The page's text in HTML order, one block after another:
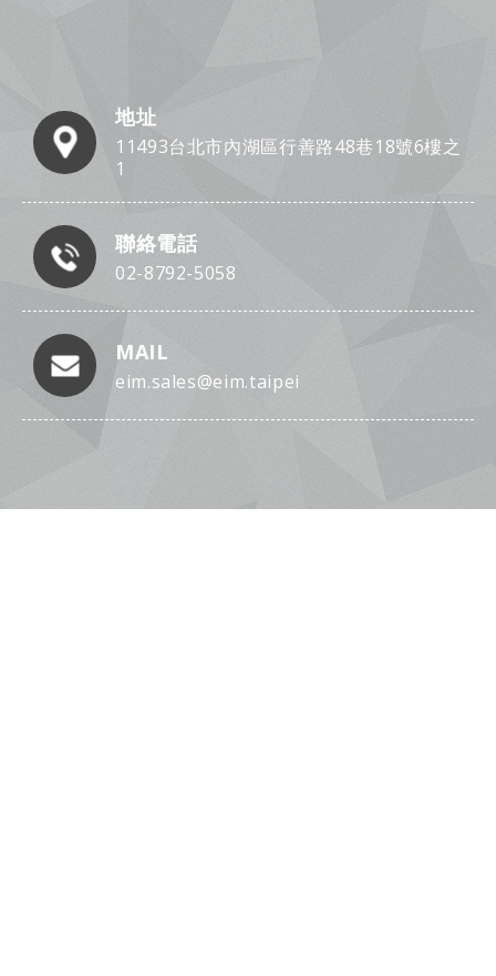
地址
11493台北市內湖區行善路48巷18號6樓之
1
聯絡電話
02-8792-5058
MAIL
eim.sales@eim.taipei